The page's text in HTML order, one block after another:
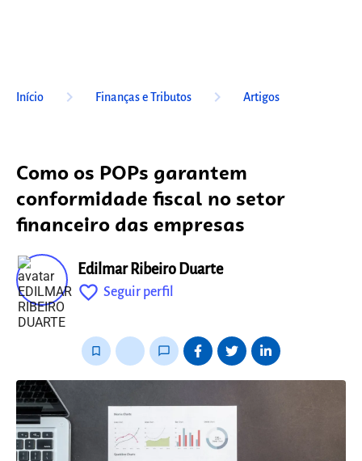
Início keyboard_arrow_right Finanças e Tributos keyboard_arrow_right Artigos
Como os POPs garantem
conformidade fiscal no setor
financeiro das empresas
Edilmar Ribeiro Duarte
favorite_outline Seguir perfil
fixo
bookmark_border chat_bubble_outline